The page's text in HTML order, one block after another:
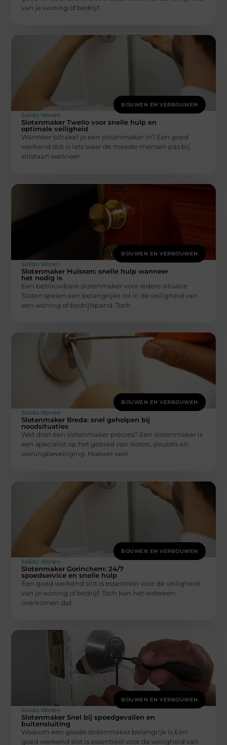
van je woning of bedrijf.
BOUWEN EN VERBOUWEN
Solido Wonen
Slotenmaker Twello voor snelle hulp en
optimale veiligheid
Wanneer schakel je een slotenmaker in? Een goed
werkend slot is iets waar de meeste mensen pas bij
stilstaan wanneer
BOUWEN EN VERBOUWEN
Solido Wonen
Slotenmaker Huissen: snelle hulp wanneer
het nodig is
Een betrouwbare slotenmaker voor iedere situatie
Sloten spelen een belangrijke rol in de veiligheid van
een woning of bedrijfspand. Toch
BOUWEN EN VERBOUWEN
Solido Wonen
Slotenmaker Breda: snel geholpen bij
noodsituaties
Wat doet een slotenmaker precies? Een slotenmaker is
een specialist op het gebied van sloten, sleutels en
woningbeveiliging. Hoewel veel
BOUWEN EN VERBOUWEN
Solido Wonen
Slotenmaker Gorinchem: 24/7
spoedservice en snelle hulp
Een goed werkend slot is essentieel voor de veiligheid
van je woning of bedrijf. Toch kan het iedereen
overkomen dat
BOUWEN EN VERBOUWEN
Solido Wonen
Slotenmaker Snel bij spoedgevallen en
buitensluiting
Waarom een goede slotenmaker belangrijk is Een
goed werkend slot is essentieel voor de veiligheid van